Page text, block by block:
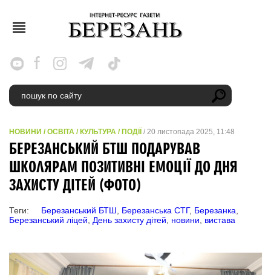
НОВИНИ /ОСВІТА / КУЛЬТУРА / ПОДІЇ / 20 листопада 2025, 11:48
БЕРЕЗАНСЬКИЙ БТШ ПОДАРУВАВ
ШКОЛЯРАМ ПОЗИТИВНІ ЕМОЦІЇ ДО ДНЯ
ЗАХИСТУ ДІТЕЙ (ФОТО)
Теги: Березанський БТШ Березанська СТГ, Березанка
Березанський ліцей
День захисту дітей новини вистава